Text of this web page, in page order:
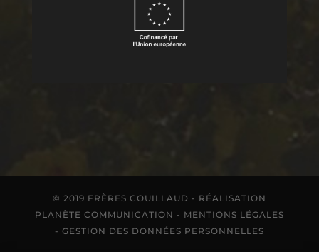
© 2019 FRÈRES COUILLAUD - RÉALISATION
PLANÈTE COMMUNICATION - MENTIONS LÉGALES
- GESTION DES DONNÉES PERSONNELLES